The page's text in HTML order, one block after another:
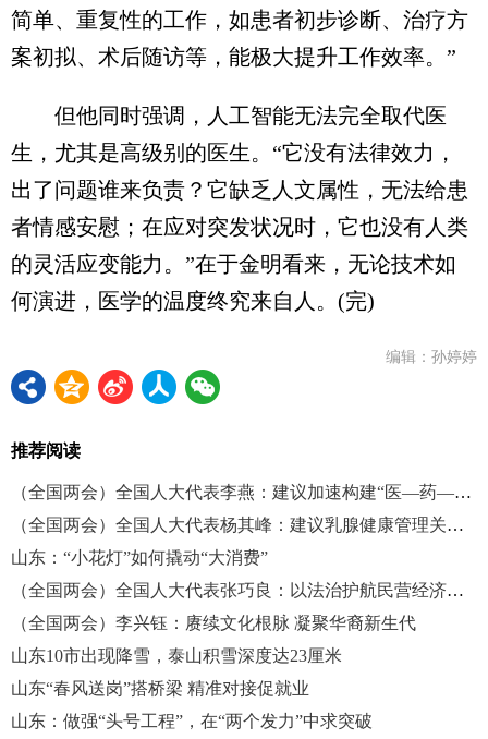
简单、重复性的工作，如患者初步诊断、治疗方
案初拟、术后随访等，能极大提升工作效率。”
但他同时强调，人工智能无法完全取代医
生，尤其是高级别的医生。“它没有法律效力，
出了问题谁来负责？它缺乏人文属性，无法给患
者情感安慰；在应对突发状况时，它也没有人类
的灵活应变能力。”在于金明看来，无论技术如
何演进，医学的温度终究来自人。(完)
编辑：孙婷婷
推荐阅读
（全国两会）全国人大代表李燕：建议加速构建“医—药—康”一体化服务体系
（全国两会）全国人大代表杨其峰：建议乳腺健康管理关口前移
山东：“小花灯”如何撬动“大消费”
（全国两会）全国人大代表张巧良：以法治护航民营经济健康发展
（全国两会）李兴钰：赓续文化根脉 凝聚华裔新生代
山东10市出现降雪，泰山积雪深度达23厘米
山东“春风送岗”搭桥梁 精准对接促就业
山东：做强“头号工程”，在“两个发力”中求突破